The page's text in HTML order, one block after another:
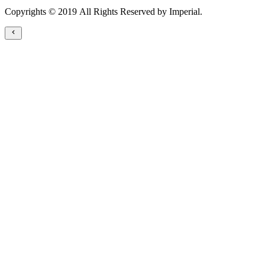
Copyrights © 2019 All Rights Reserved by Imperial.